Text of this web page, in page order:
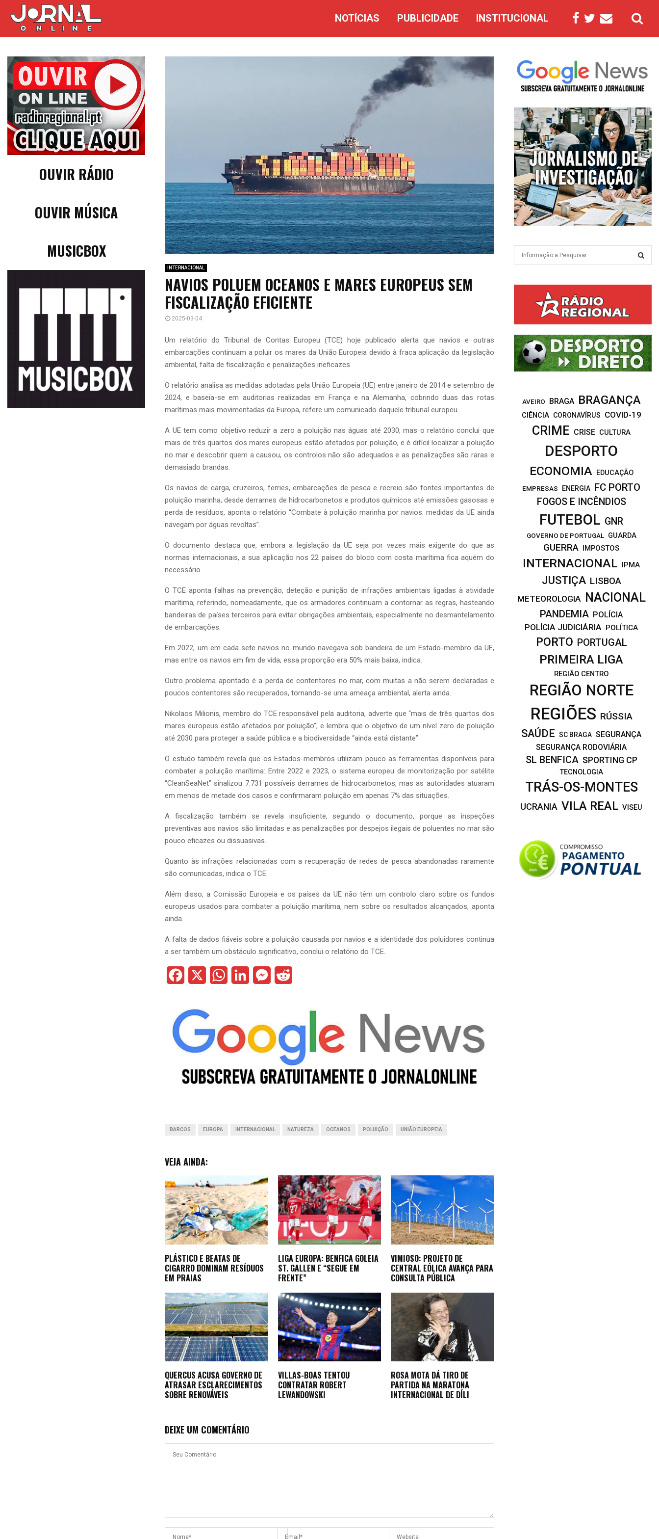
NOTÍCIAS PUBLICIDADE INSTITUCIONAL
INTERNACIONAL
NAVIOS POLUEM OCEANOS E MARES EUROPEUS SEM
FISCALIZAÇÃO EFICIENTE
2025-03-04
Um relatório do Tribunal de Contas Europeu (TCE) hoje publicado alerta que navios e outras
embarcações continuam a poluir os mares da União Europeia devido à fraca aplicação da legislação
ambiental, falta de fiscalização e penalizações ineficazes.
O relatório analisa as medidas adotadas pela União Europeia (UE) entre janeiro de 2014 e setembro de
2024, e baseia-se em auditorias realizadas em França e na Alemanha, cobrindo duas das rotas
marítimas mais movimentadas da Europa, refere um comunicado daquele tribunal europeu.
A UE tem como objetivo reduzir a zero a poluição nas águas até 2030, mas o relatório conclui que
mais de três quartos dos mares europeus estão afetados por poluição, e é difícil localizar a poluição
no mar e descobrir quem a causou, os controlos não são adequados e as penalizações são raras e
demasiado brandas.
Os navios de carga, cruzeiros, ferries, embarcações de pesca e recreio são fontes importantes de
poluição marinha, desde derrames de hidrocarbonetos e produtos químicos até emissões gasosas e
perda de resíduos, aponta o relatório “Combate à poluição marinha por navios: medidas da UE ainda
navegam por águas revoltas”.
O documento destaca que, embora a legislação da UE seja por vezes mais exigente do que as
normas internacionais, a sua aplicação nos 22 países do bloco com costa marítima fica aquém do
necessário.
O TCE aponta falhas na prevenção, deteção e punição de infrações ambientais ligadas à atividade
marítima, referindo, nomeadamente, que os armadores continuam a contornar as regras, hasteando
bandeiras de países terceiros para evitar obrigações ambientais, especialmente no desmantelamento
de embarcações.
Em 2022, um em cada sete navios no mundo navegava sob bandeira de um Estado-membro da UE,
mas entre os navios em fim de vida, essa proporção era 50% mais baixa, indica.
Outro problema apontado é a perda de contentores no mar, com muitas a não serem declaradas e
poucos contentores são recuperados, tornando-se uma ameaça ambiental, alerta ainda.
Nikolaos Milionis, membro do TCE responsável pela auditoria, adverte que “mais de três quartos dos
mares europeus estão afetados por poluição”, e lembra que o objetivo de um nível zero de poluição
até 2030 para proteger a saúde pública e a biodiversidade “ainda está distante”.
O estudo também revela que os Estados-membros utilizam pouco as ferramentas disponíveis para
combater a poluição marítima: Entre 2022 e 2023, o sistema europeu de monitorização por satélite
“CleanSeaNet” sinalizou 7.731 possíveis derrames de hidrocarbonetos, mas as autoridades atuaram
em menos de metade dos casos e confirmaram poluição em apenas 7% das situações.
A fiscalização também se revela insuficiente, segundo o documento, porque as inspeções
preventivas aos navios são limitadas e as penalizações por despejos ilegais de poluentes no mar são
pouco eficazes ou dissuasivas.
Quanto às infrações relacionadas com a recuperação de redes de pesca abandonadas raramente
são comunicadas, indica o TCE.
Além disso, a Comissão Europeia e os países da UE não têm um controlo claro sobre os fundos
europeus usados para combater a poluição marítima, nem sobre os resultados alcançados, aponta
ainda.
A falta de dados fiáveis sobre a poluição causada por navios e a identidade dos poluidores continua
a ser também um obstáculo significativo, conclui o relatório do TCE.
c
b
o
W
t
s
p
k
e
I
M
s
e
g
d
i
t
BARCOS EUROPA INTERNACIONAL NATUREZA OCEANOS POLUIÇÃO UNIÃO EUROPEIA
VEJA AINDA:
PLÁSTICO E BEATAS DE
CIGARRO DOMINAM RESÍDUOS
EM PRAIAS
LIGA EUROPA: BENFICA GOLEIA
ST. GALLEN E “SEGUE EM
FRENTE”
VIMIOSO: PROJETO DE
CENTRAL EÓLICA AVANÇA PARA
CONSULTA PÚBLICA
QUERCUS ACUSA GOVERNO DE
ATRASAR ESCLARECIMENTOS
SOBRE RENOVÁVEIS
VILLAS-BOAS TENTOU
CONTRATAR ROBERT
LEWANDOWSKI
ROSA MOTA DÁ TIRO DE
PARTIDA NA MARATONA
INTERNACIONAL DE DÍLI
DEIXE UM COMENTÁRIO
OUVIR RÁDIO
OUVIR MÚSICA
MUSICBOX
o
r
:
R
C
H
AVEIRO BRAGA BRAGANÇA
CIÊNCIA CORONAVÍRUS COVID-19
CRIME CRISE CULTURA
DESPORTO
ECONOMIA
EDUCAÇÃO
EMPRESAS
ENERGIA FC PORTO
FOGOS E INCÊNDIOS
FUTEBOL GNR
GOVERNO DE PORTUGAL GUARDA
GUERRA IMPOSTOS
INTERNACIONAL IPMA
JUSTIÇA LISBOA
METEOROLOGIA NACIONAL
PANDEMIA POLÍCIA
POLÍCIA JUDICIÁRIA POLÍTICA
PORTO PORTUGAL
PRIMEIRA LIGA
REGIÃO CENTRO
REGIÃO NORTE
REGIÕES RÚSSIA
SAÚDE SC BRAGA SEGURANÇA
SEGURANÇA RODOVIÁRIA
SL BENFICA SPORTING CP
TECNOLOGIA
TRÁS-OS-MONTES
UCRANIA VILA REAL VISEU